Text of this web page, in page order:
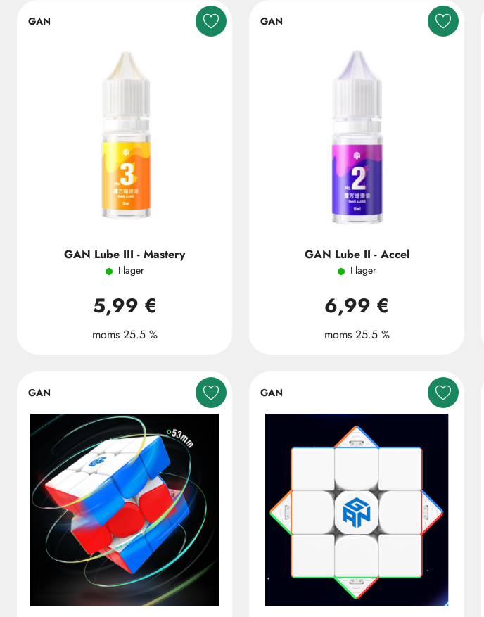
GAN
GAN Lube III - Mastery
I lager
5,99 €
moms 25.5 %
GAN
GAN Lube II - Accel
I lager
6,99 €
moms 25.5 %
GAN GAN